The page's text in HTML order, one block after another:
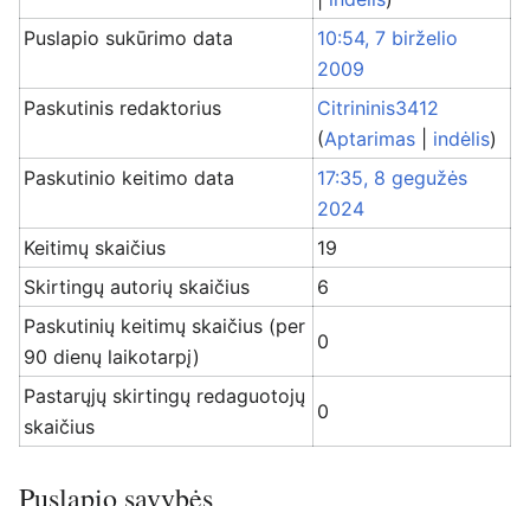
Puslapio sukūrimo data
10:54, 7 birželio
2009
Paskutinis redaktorius
Citrininis3412
(Aptarimas indėlis)
Paskutinio keitimo data
17:35, 8 gegužės
2024
Keitimų skaičius
19
Skirtingų autorių skaičius
6
Paskutinių keitimų skaičius (per
90 dienų laikotarpį)
0
Pastarųjų skirtingų redaguotojų
skaičius
0
Puslapio savybės